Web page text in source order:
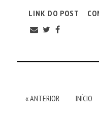
LINK DO POST
« ANTERIOR INÍCIO